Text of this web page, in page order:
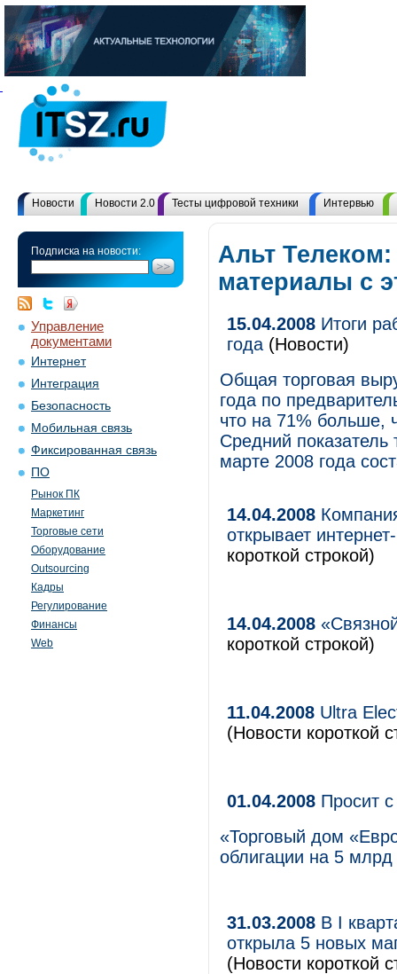
Новости Новости 2.0 Тесты цифровой техники Интервью
Подписка на новости:
Управление
документами
Интернет
Интеграция
Безопасность
Мобильная связь
Фиксированная связь
ПО
Рынок ПК
Маркетинг
Торговые сети
Оборудование
Outsourcing
Кадры
Регулирование
Финансы
Web
Альт Телеком:
материалы с
15.04.2008 Итоги
года (Новости)
Общая торговая
года по
что на 71% больше,
Средний показатель
марте 2008 года
14.04.2008
открывает
короткой строкой)
14.04.2008
короткой строкой)
11.04.2008 Ultra
(Новости короткой
01.04.2008 Просит
«Торговый дом
облигации на 5
31.03.2008 В I
открыла 5 новых
(Новости короткой